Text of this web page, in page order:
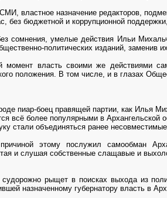
властное назначение редакторов,
без бюджетной и коррупционной
сомнения, умелые действия Ильи
политических изданий, заменив
момент власть своими же действиями
положения. В том числе, и в глазах
пиар-боец правящей партии, как Илья
всё более популярными в Архангельской
стали объединяться ранее
этому послужил самообман
и слушая собственные слащавые и
рыщет в поисках выхода из
назначенному губернатору власть в